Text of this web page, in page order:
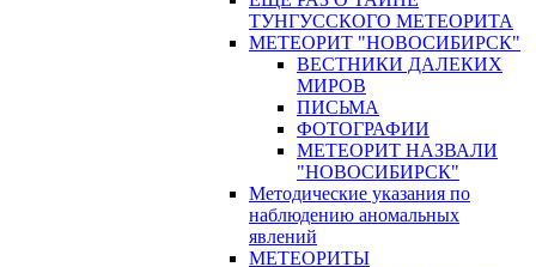
ТУНГУССКОГО МЕТЕОРИТА
МЕТЕОРИТ "НОВОСИБИРСК"
ВЕСТНИКИ ДАЛЕКИХ
МИРОВ
ПИСЬМА
ФОТОГРАФИИ
МЕТЕОРИТ НАЗВАЛИ
"НОВОСИБИРСК"
Методические указания по
наблюдению аномальных
явлений
МЕТЕОРИТЫ